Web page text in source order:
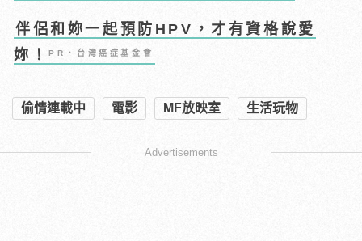
伴侶和妳一起預防HPV，才有資格說愛
妳！PR・台灣癌症基金會
偷情連載中 電影 MF放映室 生活玩物
Advertisements